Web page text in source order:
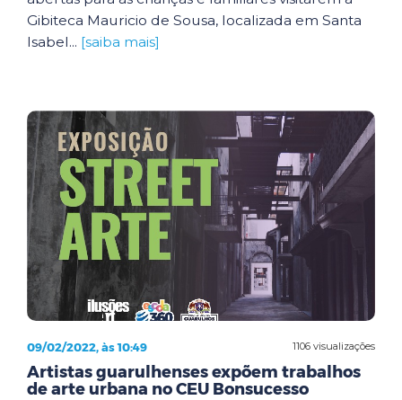
Gibiteca Mauricio de Sousa, localizada em Santa
Isabel... [saiba mais]
1106 visualizações
09/02/2022, às 10:49
Artistas guarulhenses expõem trabalhos
de arte urbana no CEU Bonsucesso